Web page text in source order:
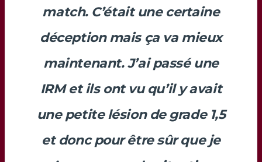
match. C’était une certaine
déception mais ça va mieux
maintenant. J’ai passé une
IRM et ils ont vu qu’il y avait
une petite lésion de grade 1,5
et donc pour être sûr que je